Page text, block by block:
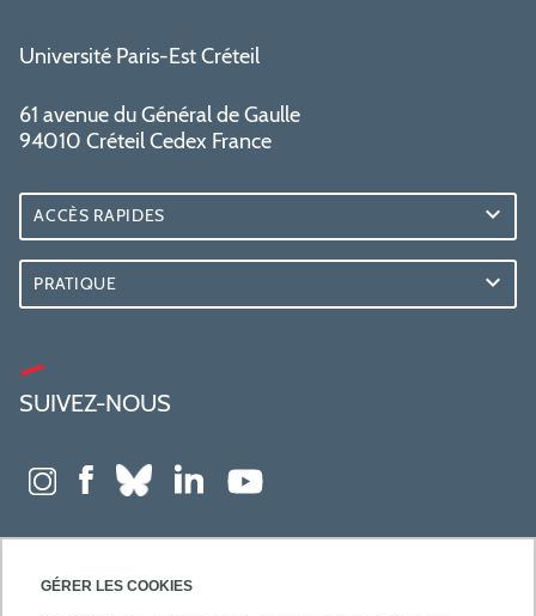
GÉRER LES COOKIES
Université Paris-Est Créteil
61 avenue du Général de Gaulle
94010 Créteil Cedex France
ACCÈS RAPIDES
PRATIQUE
SUIVEZ-NOUS